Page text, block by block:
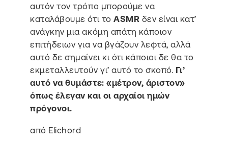
αυτόν τον τρόπο μπορούμε να
καταλάβουμε ότι τοASMR δεν είναι κατ’
ανάγκην μια ακόμη απάτη κάποιον
επιτήδειων για να βγάζουν λεφτά, αλλά
αυτό δε σημαίνει κι ότι κάποιοι δε θα το
εκμεταλλευτούν γι’ αυτό το σκοπό. Γι’
αυτό να θυμάστε: «μέτρον, άριστον»
όπως έλεγαν και οι αρχαίοι ημών
πρόγονοι.
από Elichord